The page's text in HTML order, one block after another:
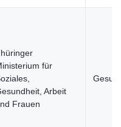
für
Arbeit
Frauen